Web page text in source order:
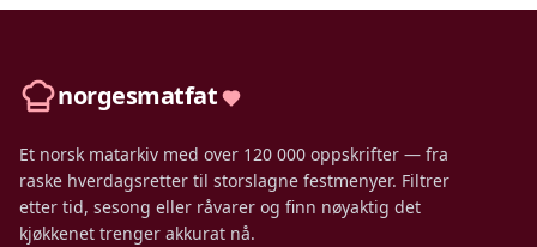
norgesmatfat
Et norsk matarkiv med over 120 000 oppskrifter — fra
raske hverdagsretter til storslagne festmenyer. Filtrer
etter tid, sesong eller råvarer og finn nøyaktig det
kjøkkenet trenger akkurat nå.